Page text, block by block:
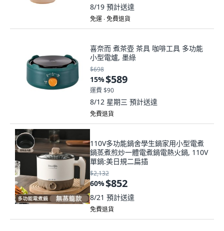
8/19 預計送達
免運 ∙ 免費退貨
喜奈而 煮茶壺 茶具 咖啡工具 多功能
小型電爐, 墨綠
$698
15%$589
運費 $90
8/12 星期三 預計送達
免費退貨
110V多功能鍋舍學生鍋家用小型電煮
鍋蒸煮煎炒一體電煮鍋電熱火鍋, 110V
單鍋:美日規二扁插
$2,132
60%$852
8/21 預計送達
免費退貨